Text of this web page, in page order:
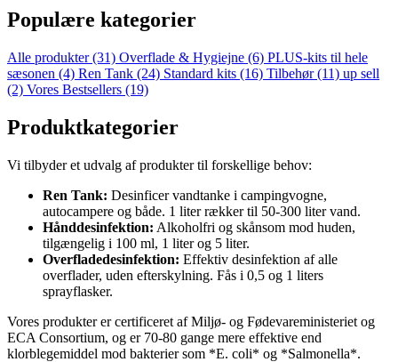
Populære kategorier
Alle produkter(31) Overflade & Hygiejne (6) PLUS-kits til hele
sæsonen (4) Ren Tank (24) Standard kits (16) Tilbehør(11) up sell
(2) Vores Bestsellers (19)
Produktkategorier
Vi tilbyder et udvalg af produkter til forskellige behov:
Ren Tank: Desinficer vandtanke i campingvogne,
autocampere og både. 1 liter rækker til 50-300 liter vand.
Hånddesinfektion: Alkoholfri og skånsom mod huden,
tilgængelig i 100 ml, 1 liter og 5 liter.
Overfladedesinfektion: Effektiv desinfektion af alle
overflader, uden efterskylning. Fås i 0,5 og 1 liters
sprayflasker.
Vores produkter er certificeret af Miljø- og Fødevareministeriet og
ECA Consortium, og er 70-80 gange mere effektive end
klorblegemiddel mod bakterier som *E. coli* og *Salmonella*.